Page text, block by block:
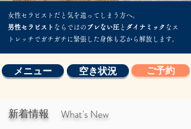
女性セラピストだと気を遣ってしまう方へ。
男性セラピスト ならではの ブレない圧 と ダイナミック なス
トレッチでガチガチに緊張した身体も芯から解放します。
メニュー 空き状況 ご予約
​新着情報 What's New